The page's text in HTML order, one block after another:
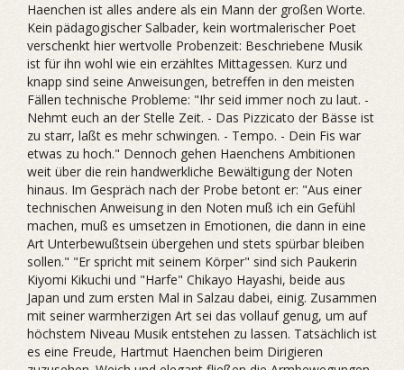
Haenchen ist alles andere als ein Mann der großen Worte.
Kein pädagogischer Salbader, kein wortmalerischer Poet
verschenkt hier wertvolle Probenzeit: Beschriebene Musik
ist für ihn wohl wie ein erzähltes Mittagessen. Kurz und
knapp sind seine Anweisungen, betreffen in den meisten
Fällen technische Probleme: "Ihr seid immer noch zu laut. -
Nehmt euch an der Stelle Zeit. - Das Pizzicato der Bässe ist
zu starr, laßt es mehr schwingen. - Tempo. - Dein Fis war
etwas zu hoch." Dennoch gehen Haenchens Ambitionen
weit über die rein handwerkliche Bewältigung der Noten
hinaus. Im Gespräch nach der Probe betont er: "Aus einer
technischen Anweisung in den Noten muß ich ein Gefühl
machen, muß es umsetzen in Emotionen, die dann in eine
Art Unterbewußtsein übergehen und stets spürbar bleiben
sollen." "Er spricht mit seinem Körper" sind sich Paukerin
Kiyomi Kikuchi und "Harfe" Chikayo Hayashi, beide aus
Japan und zum ersten Mal in Salzau dabei, einig. Zusammen
mit seiner warmherzigen Art sei das vollauf genug, um auf
höchstem Niveau Musik entstehen zu lassen. Tatsächlich ist
es eine Freude, Hartmut Haenchen beim Dirigieren